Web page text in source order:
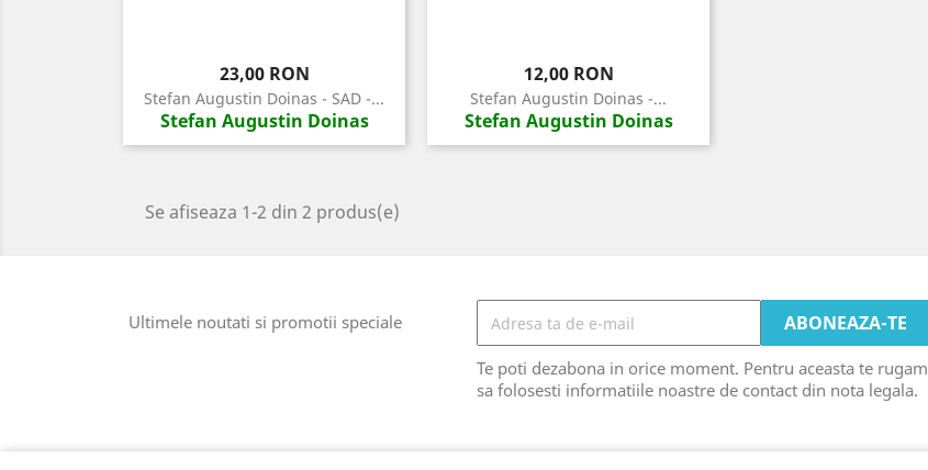
Pret
23,00 RON
Stefan Augustin Doinas - SAD -...
Stefan Augustin Doinas
Pret
12,00 RON
Stefan Augustin Doinas -...
Stefan Augustin Doinas
Se afiseaza 1-2 din 2 produs(e)
Ultimele noutati si promotii speciale
Te poti dezabona in orice moment. Pentru aceasta te rugam
sa folosesti informatiile noastre de contact din nota legala.